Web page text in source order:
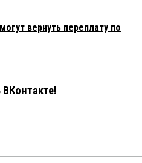
вернуть переплату по